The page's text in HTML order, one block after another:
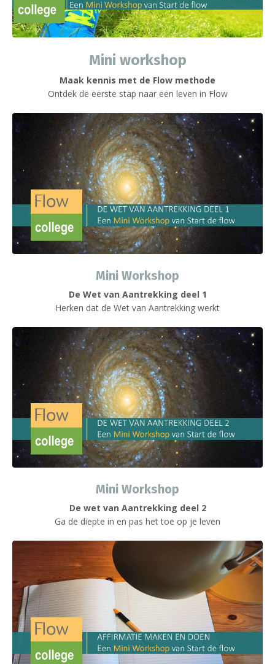
Mini workshop
Maak kennis met de Flow methode
Ontdek de eerste stap naar een leven in Flow
Mini Workshop
De Wet van Aantrekking deel 1
Herken dat de Wet van Aantrekking werkt
Mini Workshop
De wet van Aantrekking deel 2
Ga de diepte in en pas het toe op je leven